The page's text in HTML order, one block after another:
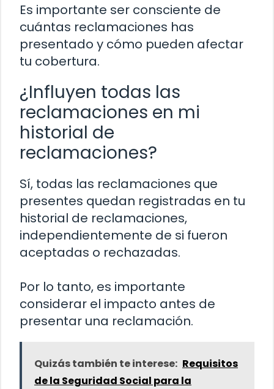
Es importante ser consciente de
cuántas reclamaciones has
presentado y cómo pueden afectar
tu cobertura.
¿Influyen todas las
reclamaciones en mi
historial de
reclamaciones?
Sí, todas las reclamaciones que
presentes quedan registradas en tu
historial de reclamaciones,
independientemente de si fueron
aceptadas o rechazadas.
Por lo tanto, es importante
considerar el impacto antes de
presentar una reclamación.
Quizás también te interese: Requisitos
de la Seguridad Social para la